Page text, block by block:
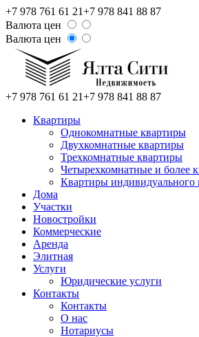
+7 978 761 61 21+7 978 841 88 87
Валюта цен
Валюта цен
+7 978 761 61 21+7 978 841 88 87
Квартиры
Однокомнатные квартиры
Двухкомнатные квартиры
Трехкомнатные квартиры
Четырехкомнатные и более
Квартиры индивидуального
Дома
Участки
Новостройки
Коммерческие
Аренда
Элитная
Услуги
Юридические услуги
Контакты
Контакты
О нас
Нотариусы